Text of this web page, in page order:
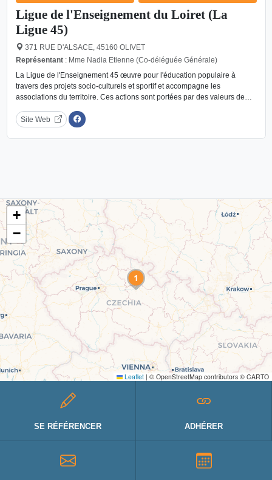
Ligue de l'Enseignement du Loiret (La
Ligue 45)
371 RUE D'ALSACE, 45160 OLIVET
Représentant: Mme Nadia Etienne (Co-déléguée Générale)
La Ligue de l'Enseignement 45 œuvre pour l'éducation populaire à
travers des projets socio-culturels et sportif et accompagne les
associations du territoire. Ces actions sont portées par des valeurs de…
Site Web
+
−
Leaflet | © OpenStreetMap contributors © CARTO
SE RÉFÉRENCER ADHÉRER